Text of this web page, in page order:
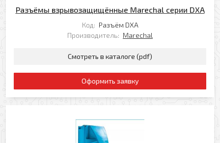
Разъёмы взрывозащищённые Marechal серии DXA
Код: Разъём DXA
Производитель: Marechal
Смотреть в каталоге (pdf)
Оформить заявку
Я даю свое согласие на обработку моих
персональных данных в соответствии с
* — поля, обязательные для заполнения
Комментарий к заказу
Согласен(-на) на получение рассылки